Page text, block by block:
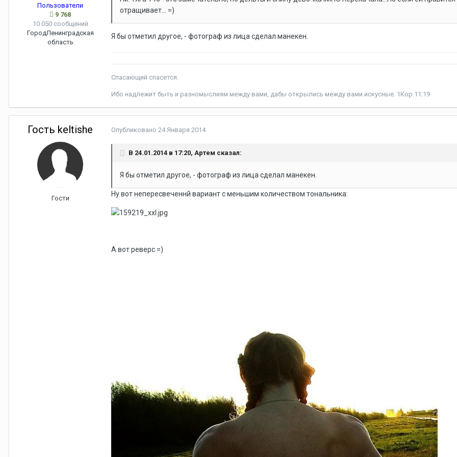
Пользователи
9 768
10 050 сообщений
ГородЛенинградская
область
отращивает... =)
Я бы отметил другое, - фотограф из лица сделал манекен.
Спасающий спасется.
Ибо надлежит быть и разномыслиям между вами, дабы открылись между вами искусные. 1Кор.11:19
Гость keltishe
Гости
Опубликовано 24 Января 2014
В 24.01.2014 в 17:20, Артем сказал:
Я бы отметил другое, - фотограф из лица сделал манекен.
Ну вот непересвеченнй вариант с меньшим количеством тональника:
А вот реверс =)